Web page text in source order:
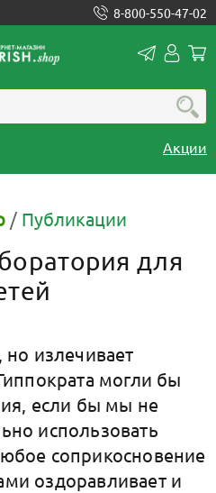
8-800-550-47-02
Акции
/ Публикации
для
излечивает
могли бы
если бы мы не
использовать
соприкосновение
оздоравливает и